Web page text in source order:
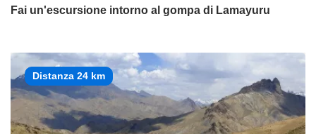
Fai un'escursione intorno al gompa di Lamayuru
Distanza 24 km